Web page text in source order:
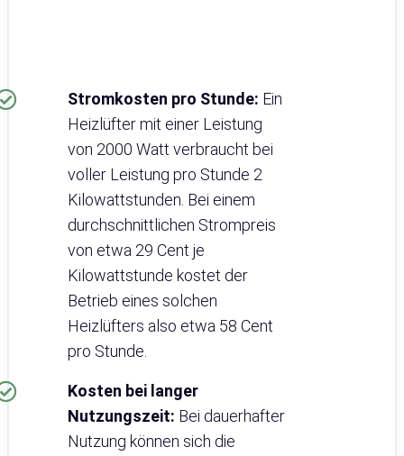
Stromkosten pro Stunde: Ein
Heizlüfter mit einer Leistung
von 2000 Watt verbraucht bei
voller Leistung pro Stunde 2
Kilowattstunden. Bei einem
durchschnittlichen Strompreis
von etwa 29 Cent je
Kilowattstunde kostet der
Betrieb eines solchen
Heizlüfters also etwa 58 Cent
pro Stunde.
Kosten bei langer
Nutzungszeit: Bei dauerhafter
Nutzung können sich die